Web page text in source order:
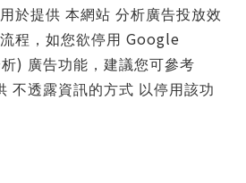
於提供 本網站 分析廣告投放效
程，如您欲停用 Google
) 廣告功能，建議您可參考
不透露資訊的方式 以停用該功